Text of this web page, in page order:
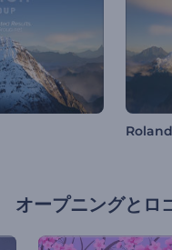
オープニングとロ